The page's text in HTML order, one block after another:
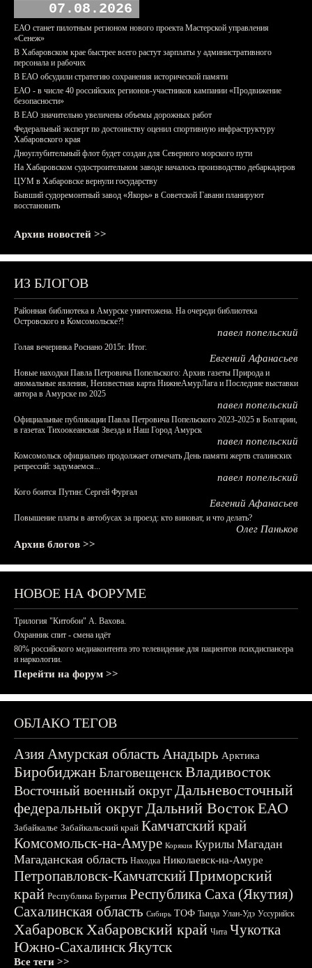
07.08.2026
ЕАО станет пилотным регионом нового проекта Мастерской управления
«Сенеж»
В Хабаровском крае быстрее всего растут зарплаты у административного
персонала и рабочих
В ЕАО обсудили стратегию сохранения исторической памяти
ЕАО - в числе 40 российских регионов-участников кампании «Продвижение
безопасности»
В ЕАО значительно увеличены объемы дорожных работ
Федеральный эксперт по достоинству оценил спортивную инфраструктуру
Хабаровского края
Дноуглубительный флот будет создан для Северного морского пути
На Хабаровском судостроительном заводе началось производство дебаркадеров
ЦУМ в Хабаровске вернули государству
Бывший судоремонтный завод «Якорь» в Советской Гавани планируют
восстановить
Архив новостей >>
ИЗ БЛОГОВ
Районная библиотека в Амурске уничтожена. На очереди библиотека
Островского в Комсомольске?!
павел попельский
Голая вечеринка Роснано 2015г. Итог.
Евгений Афанасьев
Новые находки Павла Петровича Попельского: Архив газеты Природа и
аномальные явления, Неизвестная карта НижнеАмурЛага и Последние выставки
автора в Амурске по 2025
павел попельский
Официальные публикации Павла Петровича Попельского 2023-2025 в Болгарии,
в газетах Тихоокеанская Звезда и Наш Город Амурск
павел попельский
Комсомольск официально продолжает отмечать День памяти жертв сталинских
репрессий: задумаемся...
павел попельский
Кого боится Путин: Сергей Фургал
Евгений Афанасьев
Повышение платы в автобусах за проезд: кто виноват, и что делать?
Олег Паньков
Архив блогов >>
НОВОЕ НА ФОРУМЕ
Трилогия "Китобои" А. Вахова.
Охранник спит - смена идёт
80% российского медиаконтента это телевидение для пациентов психдиспансера
и наркологии.
Перейти на форум >>
ОБЛАКО ТЕГОВ
АзияАмурская область Анадырь Арктика
БиробиджанБлаговещенскВладивосток
Восточный военный округДальневосточный
федеральный округДальний ВостокЕАО
Забайкалье Забайкальский край Камчатский край
Комсомольск-на-Амуре Корякия Курилы Магадан
Магаданская область Находка Николаевск-на-Амуре
Петропавловск-КамчатскийПриморский
край Республика Бурятия Республика Саха (Якутия)
Сахалинская область Сибирь ТОФ Тында Улан-Удэ Уссурийск
ХабаровскХабаровский край Чита Чукотка
Южно-СахалинскЯкутск
Все теги >>